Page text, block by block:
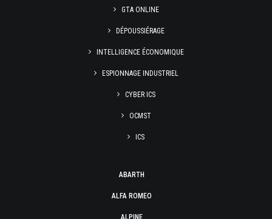
GTA ONLINE
DÉPOUSSIÉRAGE
INTELLIGENCE ÉCONOMIQUE
ESPIONNAGE INDUSTRIEL
CYBER ICS
OCMST
ICS
ABARTH
ALFA ROMEO
ALPINE